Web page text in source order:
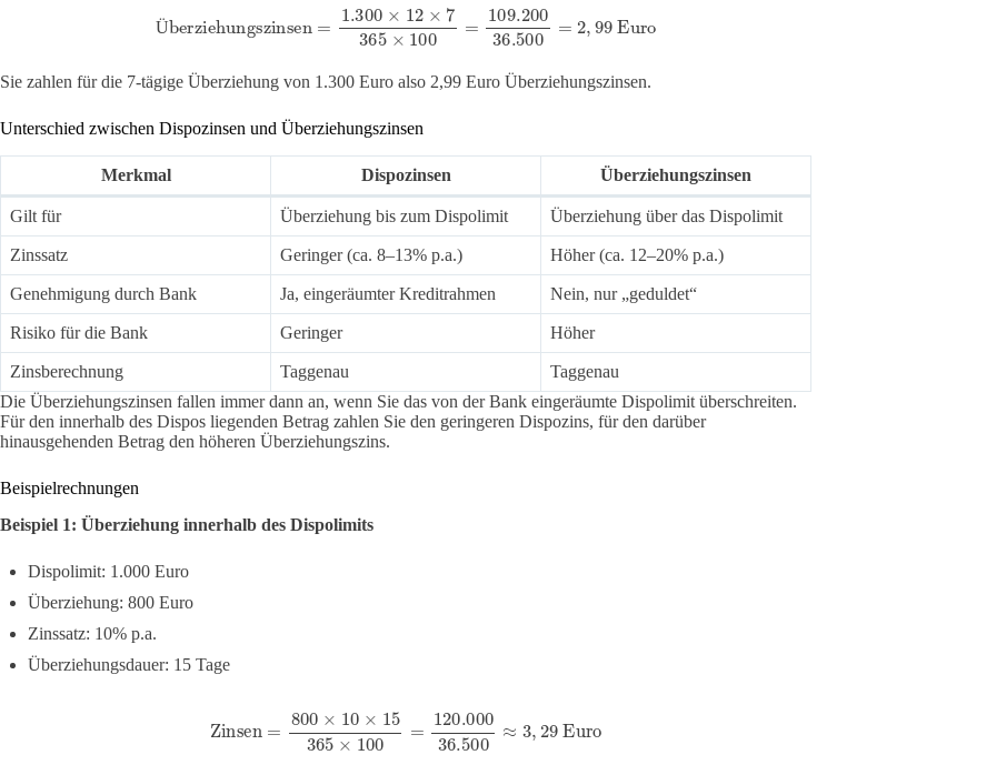
Ü
1.300× 12× 7365 ×100 109.20036.500
Sie zahlen für die 7-tägige Überziehung von 1.300 Euro also 2,99 Euro Überziehungszinsen.
Unterschied zwischen Dispozinsen und Überziehungszinsen
Merkmal Dispozinsen Überziehungszinsen
Gilt für Überziehung bis zum Dispolimit Überziehung über das Dispolimit
Zinssatz Geringer (ca. 8–13% p.a.) Höher (ca. 12–20% p.a.)
Genehmigung durch Bank Ja, eingeräumter Kreditrahmen Nein, nur „geduldet“
Risiko für die Bank Geringer Höher
Zinsberechnung Taggenau
Taggenau
Die Überziehungszinsen fallen immer dann an, wenn Sie das von der Bank eingeräumte Dispolimit überschreiten.
Für den innerhalb des Dispos liegenden Betrag zahlen Sie den geringeren Dispozins, für den darüber
hinausgehenden Betrag den höheren Überziehungszins.
Beispielrechnungen
Beispiel 1: Überziehung innerhalb des Dispolimits
Dispolimit: 1.000 Euro
Überziehung: 800 Euro
Zinssatz: 10% p.a.
Überziehungsdauer: 15 Tage
10× 15 365× 100 120.00036.500